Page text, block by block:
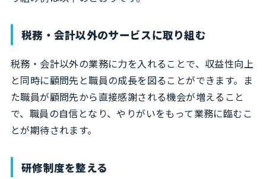
税務・会計以外のサービスに取り組む
税務・会計以外の業務に力を入れることで、収益性向上
と同時に顧問先と職員の成長を図ることができます。ま
た職員が顧問先から直接感謝される機会が増えること
で、職員の自信となり、やりがいをもって業務に臨むこ
とが期待されます。
研修制度を整える